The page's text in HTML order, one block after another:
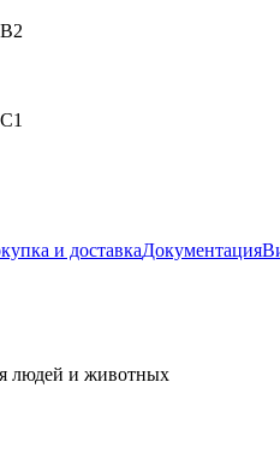
и доставкаДокументация
людей и животных